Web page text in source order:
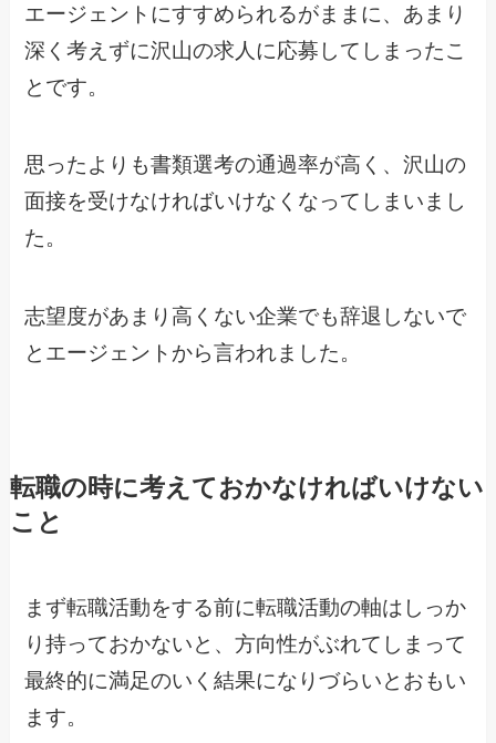
エージェントにすすめられるがままに、あまり
深く考えずに沢山の求人に応募してしまったこ
とです。
思ったよりも書類選考の通過率が高く、沢山の
面接を受けなければいけなくなってしまいまし
た。
志望度があまり高くない企業でも辞退しないで
とエージェントから言われました。
転職の時に考えておかなければいけない
こと
まず転職活動をする前に転職活動の軸はしっか
り持っておかないと、方向性がぶれてしまって
最終的に満足のいく結果になりづらいとおもい
ます。